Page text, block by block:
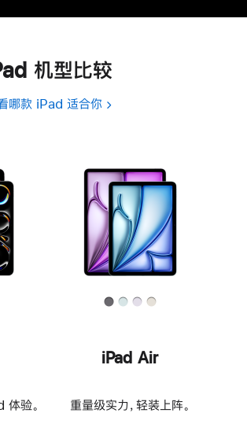
机型比较
哪款 iPad 适合你
体验。
iPad Air
重量级实力，轻装上阵。